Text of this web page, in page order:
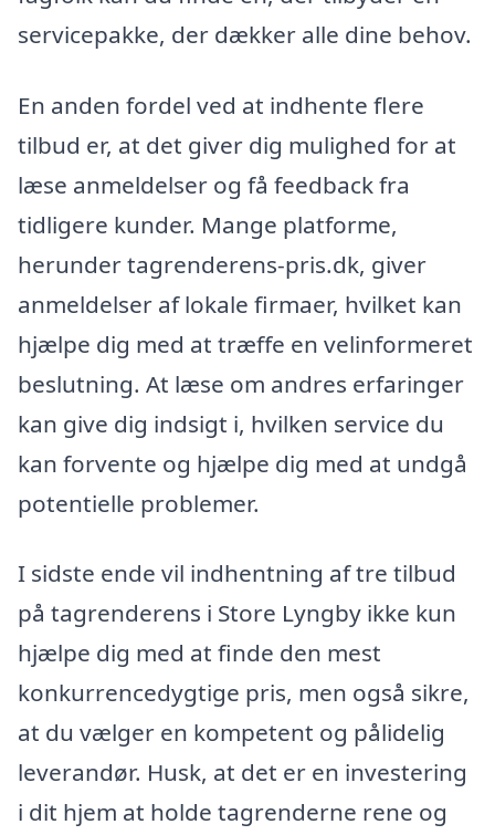
servicepakke, der dækker alle dine behov.
En anden fordel ved at indhente flere
tilbud er, at det giver dig mulighed for at
læse anmeldelser og få feedback fra
tidligere kunder. Mange platforme,
herunder tagrenderens-pris.dk, giver
anmeldelser af lokale firmaer, hvilket kan
hjælpe dig med at træffe en velinformeret
beslutning. At læse om andres erfaringer
kan give dig indsigt i, hvilken service du
kan forvente og hjælpe dig med at undgå
potentielle problemer.
I sidste ende vil indhentning af tre tilbud
på tagrenderens i Store Lyngby ikke kun
hjælpe dig med at finde den mest
konkurrencedygtige pris, men også sikre,
at du vælger en kompetent og pålidelig
leverandør. Husk, at det er en investering
i dit hjem at holde tagrenderne rene og